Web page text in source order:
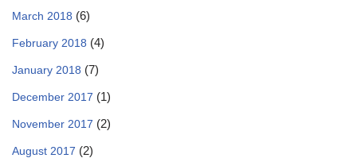
March 2018 (6)
February 2018 (4)
January 2018 (7)
December 2017 (1)
November 2017 (2)
August 2017 (2)